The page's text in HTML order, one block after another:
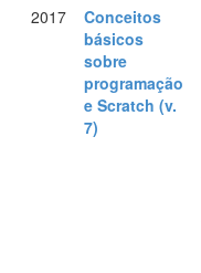
2017
Conceitos
básicos
sobre
programação
e Scratch (v.
7)